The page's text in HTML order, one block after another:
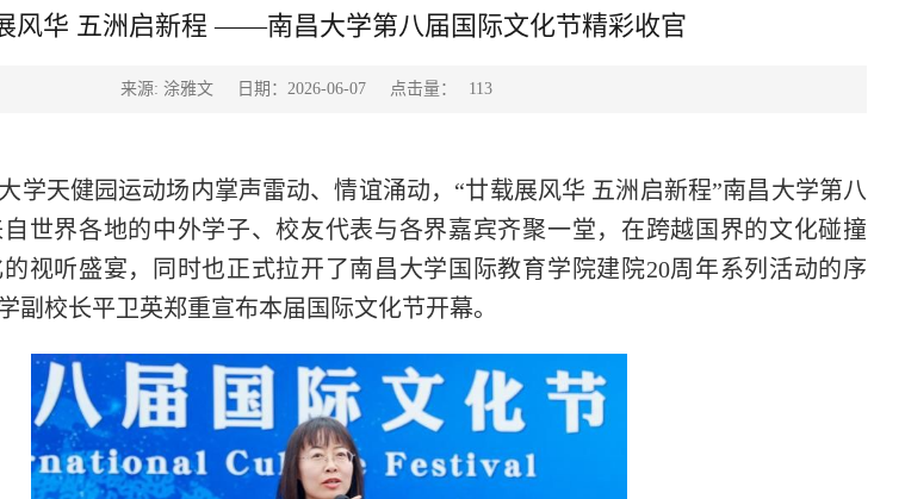
风华 五洲启新程 ——南昌大学第八届国际文化节精彩收官
来源: 涂雅文 日期：2026-06-07 点击量： 113
学天健园运动场内掌声雷动、情谊涌动，“廿载展风华 五洲启新程”南昌大学第八
世界各地的中外学子、校友代表与各界嘉宾齐聚一堂，在跨越国界的文化碰撞
视听盛宴，同时也正式拉开了南昌大学国际教育学院建院20周年系列活动的序
副校长平卫英郑重宣布本届国际文化节开幕。